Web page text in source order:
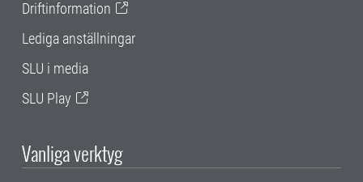
Driftinformation
Lediga anställningar
SLU i media
SLU Play
Vanliga verktyg